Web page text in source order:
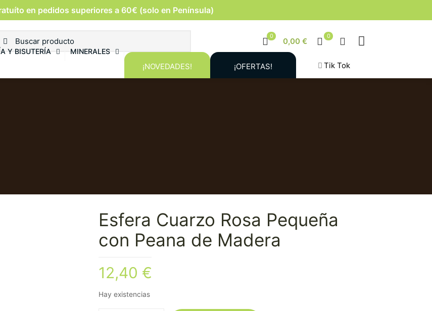
en pedidos superiores a 60€ (solo en Península)
0
0,00 €
0
Y BISUTERÍA
MINERALES
¡NOVEDADES! ¡OFERTAS! Tik Tok
Esfera Cuarzo Rosa Pequeña
con Peana de Madera
12,40 €
Hay existencias